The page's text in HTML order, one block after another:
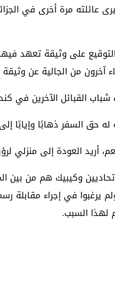
مرة أخرى في
على وثيقة تعهد
آخرون من الجالية عن وثيقة
القبائل الآخرين في
حق السفر ذهابًا وإيابًا إلى
أريد العودة إلى منزلي
وكيبيك هم من بين
يرغبوا في إجراء مقابلة
لهذا السبب.